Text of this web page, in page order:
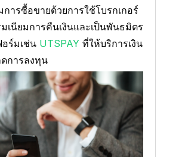
การซื้อขายด้วยการใช้โบรกเกอร์
เนียมการคืนเงินและเป็นพันธมิตร
ร์มเช่น UTSPAY ที่ให้บริการเงิน
การลงทุน